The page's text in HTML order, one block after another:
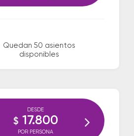
Quedan 50 asientos
disponibles
DESDE
$ 17.800
POR PERSONA